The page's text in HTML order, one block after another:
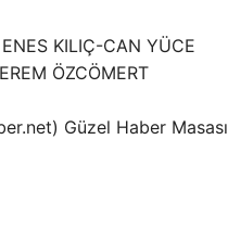
KILIÇ-CAN YÜCE
ÖZCÖMERT
Güzel Haber Masası